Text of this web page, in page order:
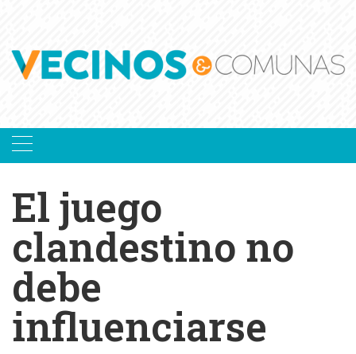
El juego
clandestino no
debe
influenciarse